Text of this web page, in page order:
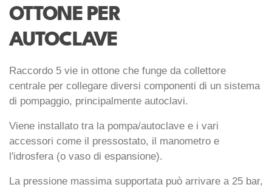
OTTONE PER
AUTOCLAVE
Raccordo 5 vie in ottone che funge da collettore
centrale per collegare diversi componenti di un sistema
di pompaggio, principalmente autoclavi.
Viene installato tra la pompa/autoclave e i vari
accessori come il pressostato, il manometro e
l'idrosfera (o vaso di espansione).
La pressione massima supportata può arrivare a 25 bar,